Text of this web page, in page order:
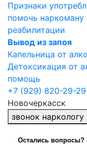
Признаки
помочь наркоману
реабилитации
Вывод из запоя
Капельница от
Детоксикация от
помощь
+7 (929) 820-29-29
Новочеркасск
звонок наркологу